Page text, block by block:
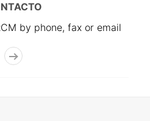
by phone, fax or email